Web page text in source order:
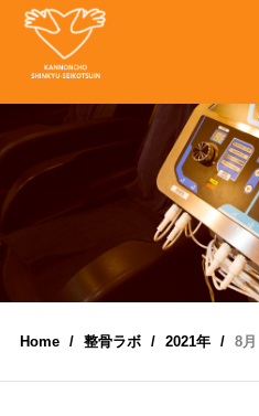
Home 整骨ラボ 2021年 8月